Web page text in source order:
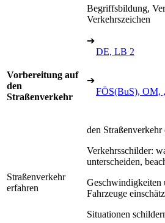
Begriffsbildung,
Verkehrszeichen
➔
DE, LB 2
Vorbereitung auf
den
Straßenverkehr
➔
FÖS(BuS), OM,
Straßenverkehr
erfahren
den Straßenverkehr
Verkehrsschilder:
unterscheiden,
Geschwindigkeiten
Fahrzeuge
Situationen